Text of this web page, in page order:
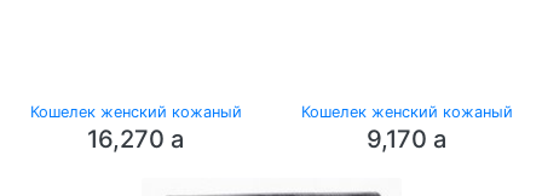
Кошелек женский кожаный
16,270 a
Кошелек женский кожаный
9,170 a